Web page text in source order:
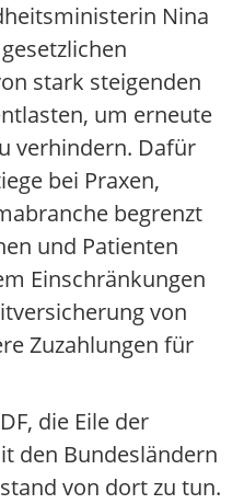
Nina
stark steigenden
um erneute
verhindern. Dafür
bei Praxen,
begrenzt
und Patienten
Einschränkungen
von
Zuzahlungen für
die Eile der
den Bundesländern
von dort zu tun.